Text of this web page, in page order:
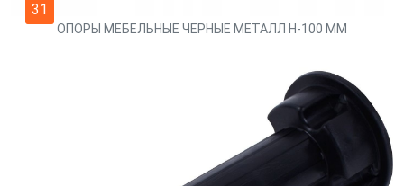
31
ОПОРЫ МЕБЕЛЬНЫЕ ЧЕРНЫЕ МЕТАЛЛ Н-100 ММ